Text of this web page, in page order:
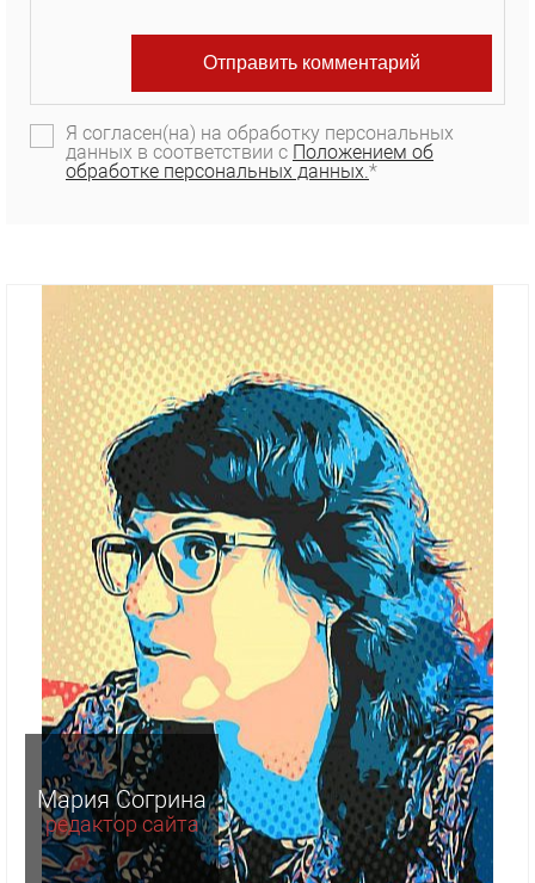
Я согласен(на) на обработку персональных
данных в соответствии с Положением об
обработке персональных данных.*
Мария Согрина
редактор сайта